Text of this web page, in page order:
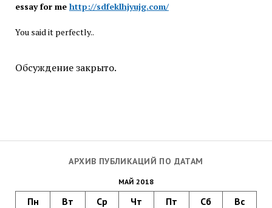
АРХИВ ПУБЛИКАЦИЙ ПО ДАТАМ
МАЙ 2018
Пн Вт Ср Чт Пт Сб Вс
essay for me http://sdfeklhjyujg.com/
You said it perfectly..
Обсуждение закрыто.